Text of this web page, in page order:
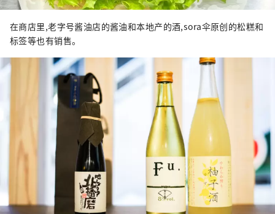
在商店里,老字号酱油店的酱油和本地产的酒,sora伞原创的松糕和
标签等也有销售。